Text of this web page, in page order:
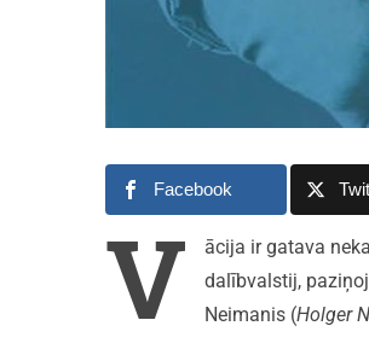
Facebook
V
ācija ir gatava
dalībvalstij,
Neimanis (Holger